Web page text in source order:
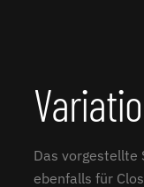
Das vorgestellte
ebenfalls für